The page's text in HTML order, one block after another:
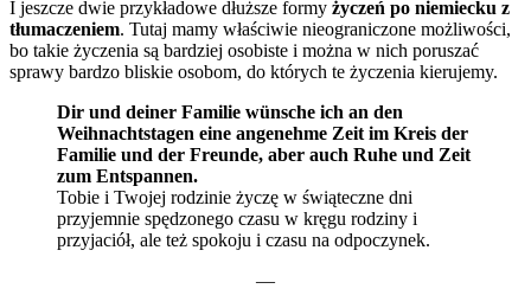
I jeszcze dwie przykładowe dłuższe formy życzeń po niemiecku z
tłumaczeniem. Tutaj mamy właściwie nieograniczone możliwości,
bo takie życzenia są bardziej osobiste i można w nich poruszać
sprawy bardzo bliskie osobom, do których te życzenia kierujemy.
Dir und deiner Familie wünsche ich an den
Weihnachtstagen eine angenehme Zeit im Kreis der
Familie und der Freunde, aber auch Ruhe und Zeit
zum Entspannen.
Tobie i Twojej rodzinie życzę w świąteczne dni
przyjemnie spędzonego czasu w kręgu rodziny i
przyjaciół, ale też spokoju i czasu na odpoczynek.
—